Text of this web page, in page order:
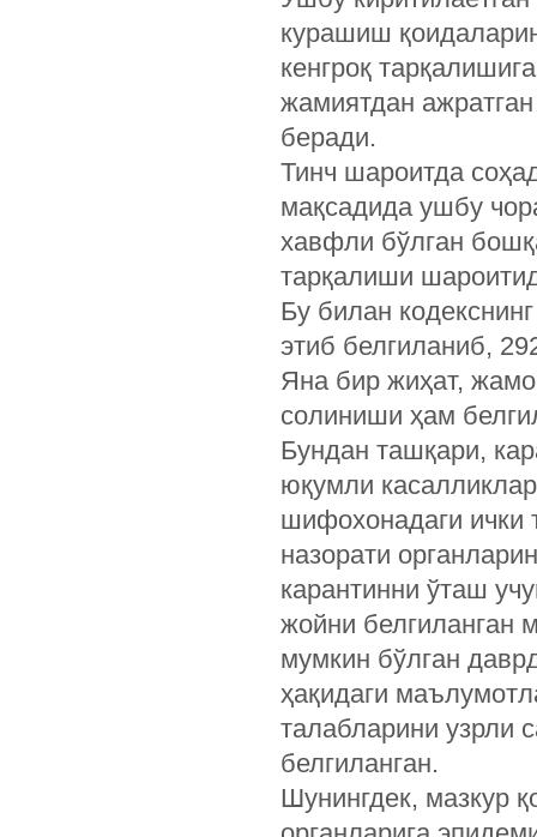
курашиш
кенгроқ
жамиятдан
беради.
Тинч шароитда
мақсадида ушбу
хавфли бўлган
тарқалиши
Бу билан
этиб белгиланиб,
Яна бир жиҳат,
солиниши ҳам
Бундан ташқари,
юқумли
шифохонадаги ички
назорати
карантинни ўташ
жойни белгиланган
мумкин бўлган
ҳақидаги
талабларини узрли
белгиланган.
Шунингдек, мазкур